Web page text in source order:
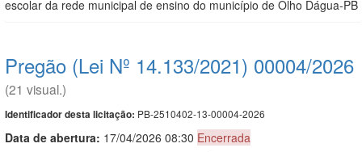
escolar da rede municipal de ensino do município de Olho Dágua-PB
Pregão (Lei Nº 14.133/2021) 00004/2026
(21 visual.)
Identificador desta licitação: PB-2510402-13-00004-2026
Data de abertura: 17/04/2026 08:30 Encerrada